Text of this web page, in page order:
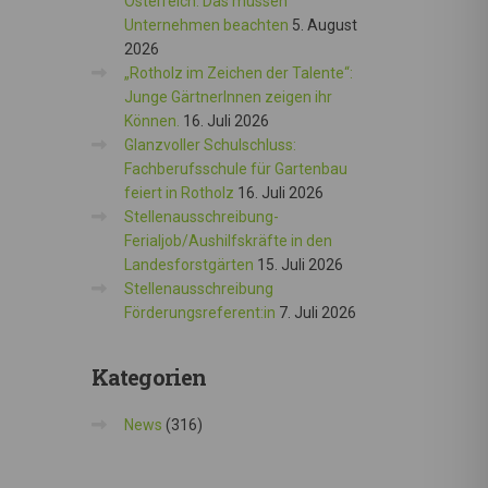
Unternehmen beachten 5. August
2026
„Rotholz im Zeichen der Talente“:
Junge GärtnerInnen zeigen ihr
Können. 16. Juli 2026
Glanzvoller Schulschluss:
Fachberufsschule für Gartenbau
feiert in Rotholz 16. Juli 2026
Stellenausschreibung-
Ferialjob/Aushilfskräfte in den
Landesforstgärten 15. Juli 2026
Stellenausschreibung
Förderungsreferent:in 7. Juli 2026
Kategorien
News (316)